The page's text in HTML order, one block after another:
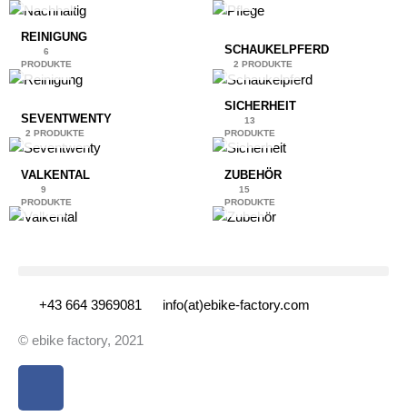
REINIGUNG
6
PRODUKTE
SCHAUKELPFERD
2 PRODUKTE
SEVENTWENTY
2 PRODUKTE
SICHERHEIT
13
PRODUKTE
VALKENTAL
9
PRODUKTE
ZUBEHÖR
15
PRODUKTE
+43 664 3969081 info(at)ebike-factory.com
© ebike factory, 2021